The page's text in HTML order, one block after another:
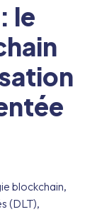
le
blockchain,
(DLT),